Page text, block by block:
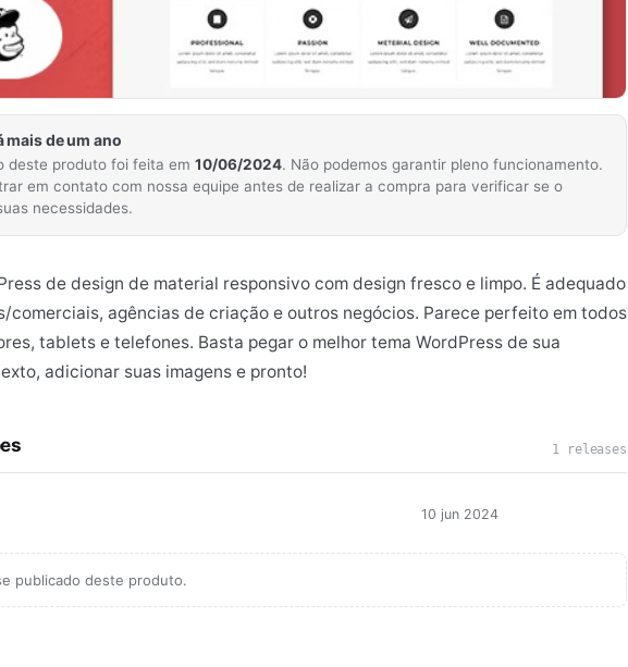
mais de um ano
deste produto foi feita em 10/06/2024. Não podemos garantir pleno funcionamento.
em contato com nossa equipe antes de realizar a compra para verificar se o
necessidades.
de design de material responsivo com design fresco e limpo. É adequado
comerciais, agências de criação e outros negócios. Parece perfeito em todos
tablets e telefones. Basta pegar o melhor tema WordPress de sua
adicionar suas imagens e pronto!
1 releases
10 jun 2024
publicado deste produto.